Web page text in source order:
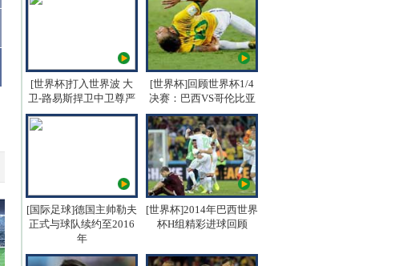
[世界杯]打入世界波 大
卫-路易斯捍卫中卫尊严
[世界杯]回顾世界杯1/4
决赛：巴西VS哥伦比亚
[国际足球]德国主帅勒夫
正式与球队续约至2016
年
[世界杯]2014年巴西世界
杯H组精彩进球回顾